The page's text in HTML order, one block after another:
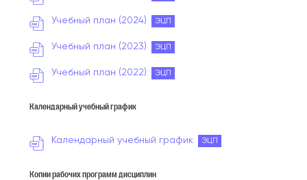
Учебный план (2024) ЭЦП
Учебный план (2023) ЭЦП
Учебный план (2022) ЭЦП
Календарный учебный график
Календарный учебный график ЭЦП
Копии рабочих программ дисциплин